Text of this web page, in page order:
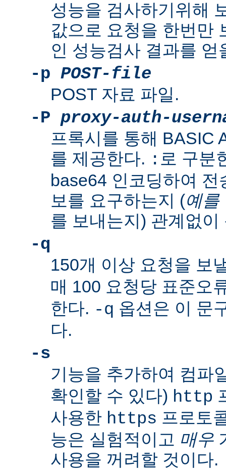
성능을 검사하기위해
값으로 요청을 한번만
인 성능검사 결과를 얻
-p POST-file
POST 자료 파일.
-P proxy-auth-
프록시를 통해 BASIC
를 제공한다. : 로 구분
base64 인코딩하여
보를 요구하는지 (예를
를 보내는지) 관계없
-q
150개 이상 요청을 보
매 100 요청당 표준오
한다. -q 옵션은 이 문
다.
-s
기능을 추가하여 컴파
확인할 수 있다) http
사용한 https 프로토
능은 실험적이고 매우
사용을 꺼려할 것이다.